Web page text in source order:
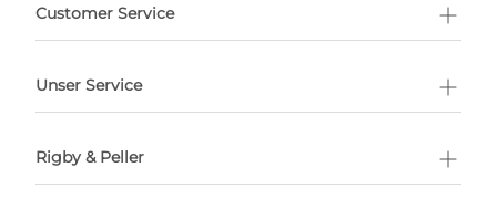
buchen
Customer Service
Unser Service
Rigby & Peller